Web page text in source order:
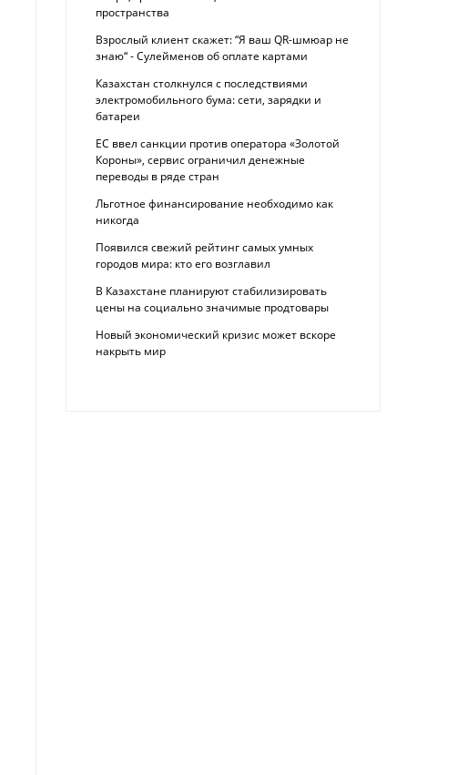
пространства
Взрослый клиент скажет: “Я ваш QR-шмюар не
знаю“ - Сулейменов об оплате картами
Казахстан столкнулся с последствиями
электромобильного бума: сети, зарядки и
батареи
ЕС ввел санкции против оператора «Золотой
Короны», сервис ограничил денежные
переводы в ряде стран
Льготное финансирование необходимо как
никогда
Появился свежий рейтинг самых умных
городов мира: кто его возглавил
В Казахстане планируют стабилизировать
цены на социально значимые продтовары
Новый экономический кризис может вскоре
накрыть мир